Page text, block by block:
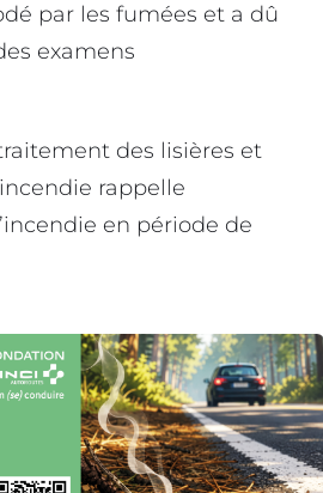
par les fumées et a dû
examens
des lisières et
rappelle
en période de